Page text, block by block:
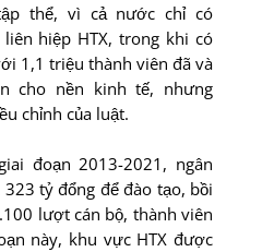
thể, vì cả nước chỉ có
hiệp HTX, trong khi có
1,1 triệu thành viên đã và
cho nền kinh tế, nhưng
chỉnh của luật.
đoạn 2013-2021, ngân
tỷ đổng để đào tạo, bồi
lượt cán bộ, thành viên
này, khu vực HTX được